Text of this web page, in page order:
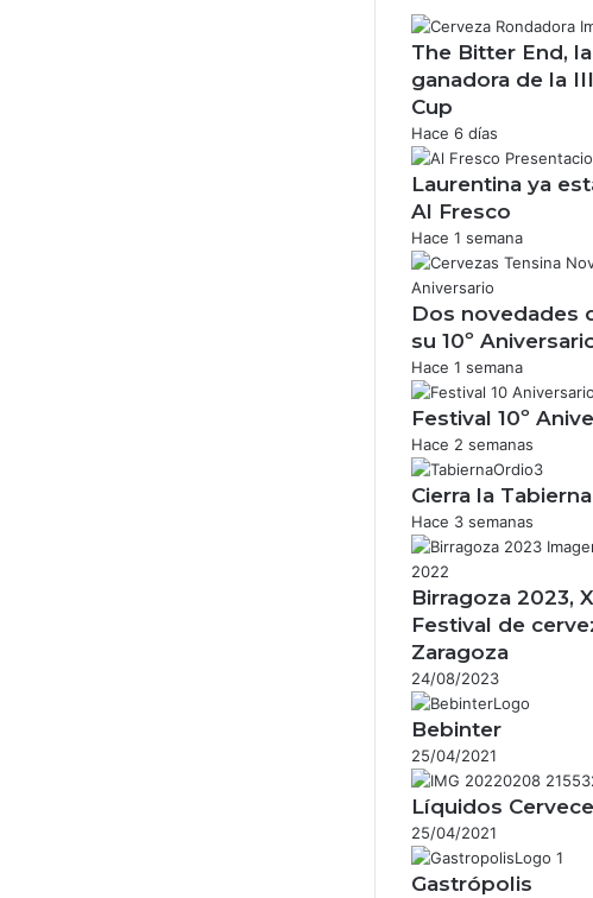
The Bitter End,
ganadora de la
Cup
Hace 6 días
Laurentina ya
Al Fresco
Hace 1 semana
Dos novedades
su 10º
Hace 1 semana
Festival 10º
Hace 2 semanas
Cierra la
Hace 3 semanas
Birragoza 2023,
Festival de
Zaragoza
24/08/2023
Bebinter
25/04/2021
Líquidos
25/04/2021
Gastrópolis